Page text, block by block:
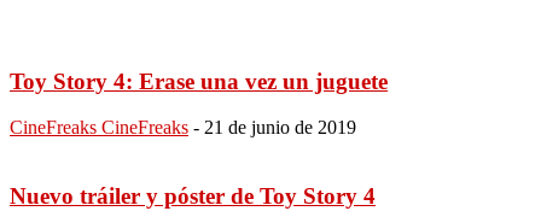
Toy Story 4: Erase una vez un juguete
CineFreaks CineFreaks - 21 de junio de 2019
Nuevo tráiler y póster de Toy Story 4